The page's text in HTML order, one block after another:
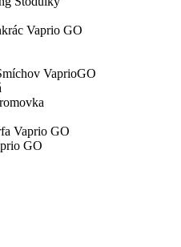
Vaprio GO
VaprioGO
Vaprio GO
GO